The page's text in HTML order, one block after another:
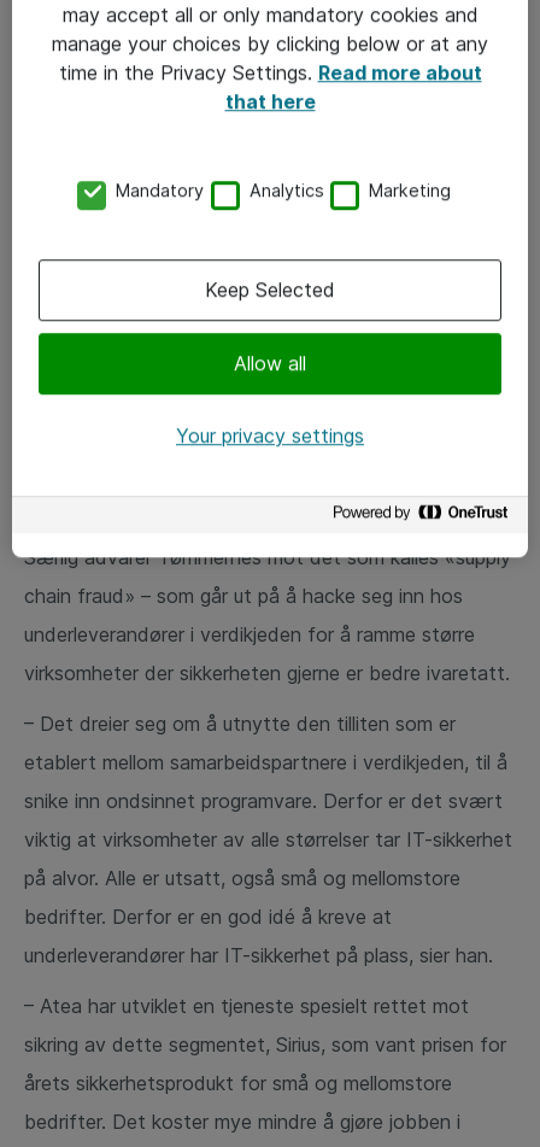
– Alle norske virksomheter bør starte med å
gjennomføre en modenhetsanalyse. Det innebærer en
revisjon av både tekniiske og organisatoriske systemer,
grunnprinsipper for cybersikkerhet. Da vil virksomheten
få en oversikt over hvor sårbarhetene ligger, og kan
utarbeide en fremdriftsplan for hvordan de best kan
adresseres, forteller han.
Gjelder alle
Særlig advarer Tømmernes mot det som kalles «supply
chain fraud» – som går ut på å hacke seg inn hos
underleverandører i verdikjeden for å ramme større
virksomheter der sikkerheten gjerne er bedre ivaretatt.
– Det dreier seg om å utnytte den tilliten som er
etablert mellom samarbeidspartnere i verdikjeden, til å
snike inn ondsinnet programvare. Derfor er det svært
viktig at virksomheter av alle størrelser tar IT-sikkerhet
på alvor. Alle er utsatt, også små og mellomstore
bedrifter. Derfor er en god idé å kreve at
underleverandører har IT-sikkerhet på plass, sier han.
– Atea har utviklet en tjeneste spesielt rettet mot
sikring av dette segmentet, Sirius, som vant prisen for
årets sikkerhetsprodukt for små og mellomstore
bedrifter. Det koster mye mindre å gjøre jobben i
may accept all or only mandatory cookies and
manage your choices by clicking below or at any
time in the Privacy Settings. Read more about
that here
Mandatory Analytics Marketing
Allow all
Keep Selected
Your privacy settings